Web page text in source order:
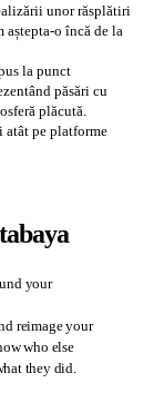
unor răsplătiri
aștepta-o încă de la
la punct
păsări cu
plăcută.
pe platforme
your
reimage your
who else
they did.